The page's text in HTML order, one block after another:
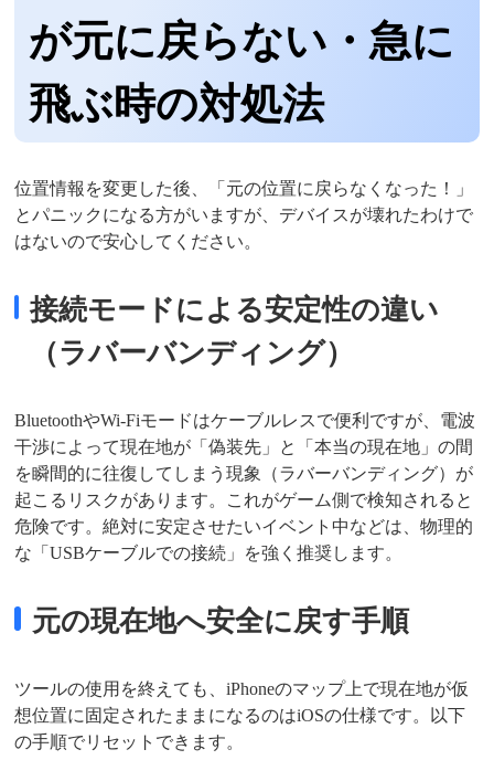
が元に戻らない・急に
飛ぶ時の対処法
位置情報を変更した後、「元の位置に戻らなくなった！」
とパニックになる方がいますが、デバイスが壊れたわけで
はないので安心してください。
接続モードによる安定性の違い
（ラバーバンディング）
BluetoothやWi-Fiモードはケーブルレスで便利ですが、電波
干渉によって現在地が「偽装先」と「本当の現在地」の間
を瞬間的に往復してしまう現象（ラバーバンディング）が
起こるリスクがあります。これがゲーム側で検知されると
危険です。絶対に安定させたいイベント中などは、物理的
な「USBケーブルでの接続」を強く推奨します。
元の現在地へ安全に戻す手順
ツールの使用を終えても、iPhoneのマップ上で現在地が仮
想位置に固定されたままになるのはiOSの仕様です。以下
の手順でリセットできます。